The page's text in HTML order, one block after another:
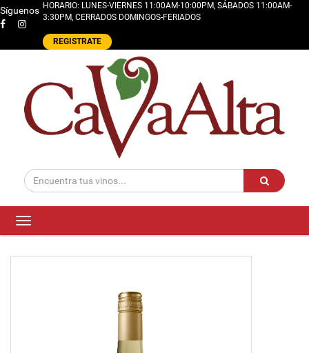
Síguenos HORARIO: LUNES-VIERNES 11:00AM-10:00PM, SÁBADOS 11:00AM-
3:30PM, CERRADOS DOMINGOS-FERIADOS
REGISTRATE
Toggle
navigation